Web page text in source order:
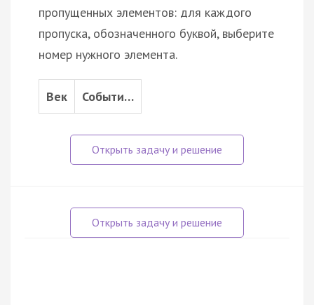
пропущенных элементов: для каждого
пропуска, обозначенного буквой, выберите
номер нужного элемента.
Век Событи…